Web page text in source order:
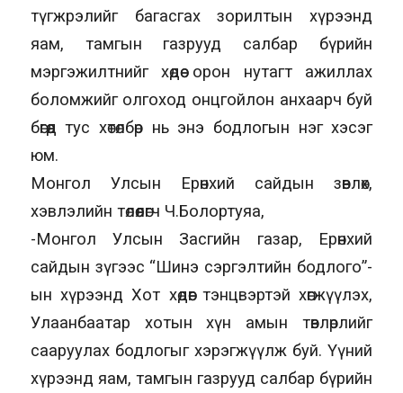
түгжрэлийг багасгах зорилтын хүрээнд
яам, тамгын газрууд салбар бүрийн
мэргэжилтнийг хөдөө орон нутагт ажиллах
боломжийг олгоход онцгойлон анхаарч буй
бөгөөд тус хөтөлбөр нь энэ бодлогын нэг хэсэг
юм.
Монгол Улсын Ерөнхий сайдын зөвлөх,
хэвлэлийн төлөөлөгч Ч.Болортуяа,
-Монгол Улсын Засгийн газар, Ерөнхий
сайдын зүгээс “Шинэ сэргэлтийн бодлого”-
ын хүрээнд Хот хөдөөг тэнцвэртэй хөгжүүлэх,
Улаанбаатар хотын хүн амын төвлөрлийг
сааруулах бодлогыг хэрэгжүүлж буй. Үүний
хүрээнд яам, тамгын газрууд салбар бүрийн